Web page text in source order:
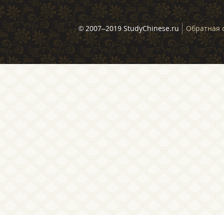
© 2007–2019 StudyChinese.ru Обратная